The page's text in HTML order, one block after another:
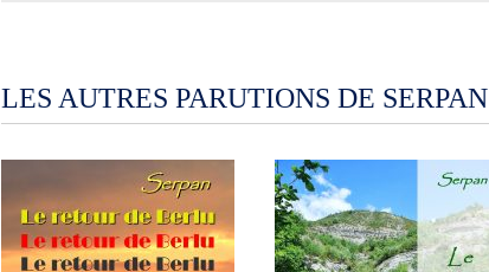
LES AUTRES PARUTIONS DE SERPAN